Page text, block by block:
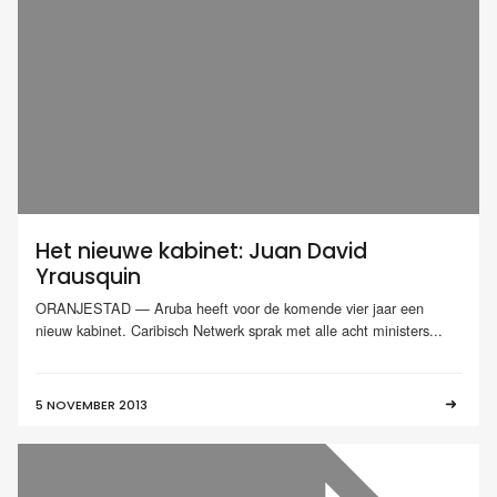
Het nieuwe kabinet: Juan David
Yrausquin
ORANJESTAD — Aruba heeft voor de komende vier jaar een
nieuw kabinet. Caribisch Netwerk sprak met alle acht ministers...
5 NOVEMBER 2013